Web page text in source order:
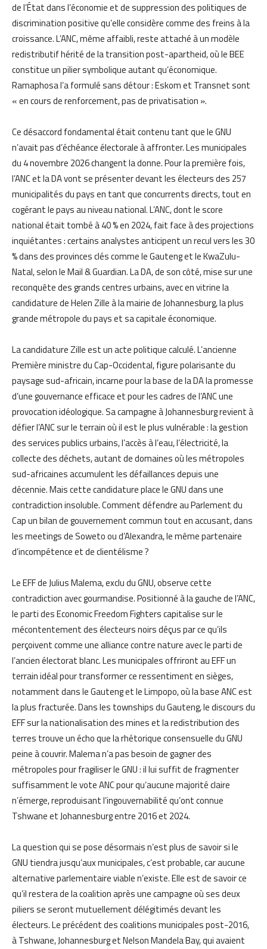
de l’État dans l’économie et de suppression des politiques de
discrimination positive qu’elle considère comme des freins à la
croissance. L’ANC, même affaibli, reste attaché à un modèle
redistributif hérité de la transition post-apartheid, où le BEE
constitue un pilier symbolique autant qu’économique.
Ramaphosa l’a formulé sans détour : Eskom et Transnet sont
« en cours de renforcement, pas de privatisation ».
Ce désaccord fondamental était contenu tant que le GNU
n’avait pas d’échéance électorale à affronter. Les municipales
du 4 novembre 2026 changent la donne. Pour la première fois,
l’ANC et la DA vont se présenter devant les électeurs des 257
municipalités du pays en tant que concurrents directs, tout en
cogérant le pays au niveau national. L’ANC, dont le score
national était tombé à 40 % en 2024, fait face à des projections
inquiétantes : certains analystes anticipent un recul vers les 30
% dans des provinces clés comme le Gauteng et le KwaZulu-
Natal, selon le Mail & Guardian. La DA, de son côté, mise sur une
reconquête des grands centres urbains, avec en vitrine la
candidature de Helen Zille à la mairie de Johannesburg, la plus
grande métropole du pays et sa capitale économique.
La candidature Zille est un acte politique calculé. L’ancienne
Première ministre du Cap-Occidental, figure polarisante du
paysage sud-africain, incarne pour la base de la DA la promesse
d’une gouvernance efficace et pour les cadres de l’ANC une
provocation idéologique. Sa campagne à Johannesburg revient à
défier l’ANC sur le terrain où il est le plus vulnérable : la gestion
des services publics urbains, l’accès à l’eau, l’électricité, la
collecte des déchets, autant de domaines où les métropoles
sud-africaines accumulent les défaillances depuis une
décennie. Mais cette candidature place le GNU dans une
contradiction insoluble. Comment défendre au Parlement du
Cap un bilan de gouvernement commun tout en accusant, dans
les meetings de Soweto ou d’Alexandra, le même partenaire
d’incompétence et de clientélisme ?
Le EFF de Julius Malema, exclu du GNU, observe cette
contradiction avec gourmandise. Positionné à la gauche de l’ANC,
le parti des Economic Freedom Fighters capitalise sur le
mécontentement des électeurs noirs déçus par ce qu’ils
perçoivent comme une alliance contre nature avec le parti de
l’ancien électorat blanc. Les municipales offriront au EFF un
terrain idéal pour transformer ce ressentiment en sièges,
notamment dans le Gauteng et le Limpopo, où la base ANC est
la plus fracturée. Dans les townships du Gauteng, le discours du
EFF sur la nationalisation des mines et la redistribution des
terres trouve un écho que la rhétorique consensuelle du GNU
peine à couvrir. Malema n’a pas besoin de gagner des
métropoles pour fragiliser le GNU : il lui suffit de fragmenter
suffisamment le vote ANC pour qu’aucune majorité claire
n’émerge, reproduisant l’ingouvernabilité qu’ont connue
Tshwane et Johannesburg entre 2016 et 2024.
La question qui se pose désormais n’est plus de savoir si le
GNU tiendra jusqu’aux municipales, c’est probable, car aucune
alternative parlementaire viable n’existe. Elle est de savoir ce
qu’il restera de la coalition après une campagne où ses deux
piliers se seront mutuellement délégitimés devant les
électeurs. Le précédent des coalitions municipales post-2016,
à Tshwane, Johannesburg et Nelson Mandela Bay, qui avaient